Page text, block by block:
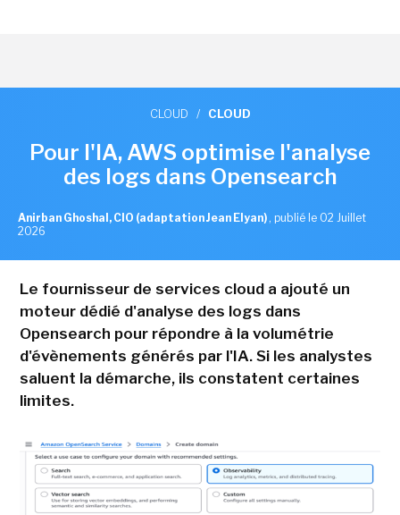
CLOUD / CLOUD
Pour l'IA, AWS optimise l'analyse
des logs dans Opensearch
Anirban Ghoshal, CIO (adaptation Jean Elyan) , publié le 02 Juillet
2026
Le fournisseur de services cloud a ajouté un
moteur dédié d'analyse des logs dans
Opensearch pour répondre à la volumétrie
d'évènements générés par l'IA. Si les analystes
saluent la démarche, ils constatent certaines
limites.